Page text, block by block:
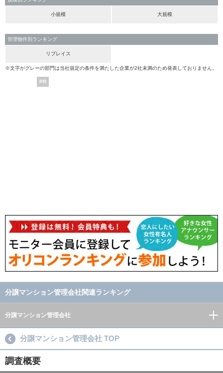
小規模 大規模
管理物件別ランキング
リプレイス
※文字がグレーの部門は当社規定の条件を満たした企業が2社未満のため発表しておりません。
PR
分譲マンション管理会社関連ランキング
分譲マンション管理会社
分譲マンション管理会社 TOP
調査概要